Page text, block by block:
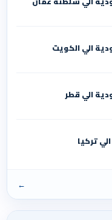
الي الكويت
الي قطر
تركيا
←